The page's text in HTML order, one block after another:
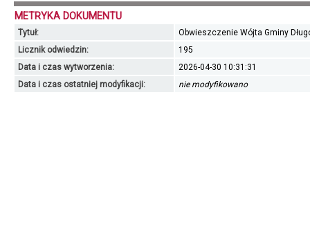
METRYKA DOKUMENTU
Tytuł:
Obwieszczenie Wójta Gminy
Licznik odwiedzin:
195
Data i czas wytworzenia:
2026-04-30 10:31:31
Data i czas ostatniej modyfikacji:
nie modyfikowano